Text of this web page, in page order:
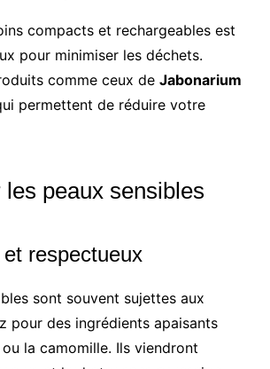
compacts et rechargeables est
pour minimiser les déchets.
comme ceux de Jabonarium
permettent de réduire votre
les peaux sensibles
respectueux
sont souvent sujettes aux
pour des ingrédients apaisants
ou la camomille. Ils viendront